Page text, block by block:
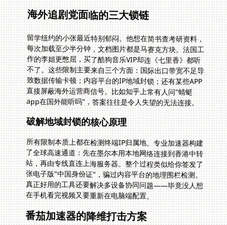
海外追剧党面临的三大锁链
留学纽约的小张最近特别郁闷。他想在简书查考研资料，
每次加载至少半分钟，文档图片都是马赛克方块。法国工
作的李姐更憋屈，买了酷狗音乐VIP却连《七里香》都听
不了。这些限制主要来自三个方面：国际出口带宽不足导
致数据传输卡顿；内容平台的IP地域封锁；还有某些APP
直接屏蔽海外运营商信号。比如知乎上常有人问"蜻蜓
app在国外能听吗"，答案往往是令人失望的无法连接。
破解地域封锁的核心原理
所有限制本质上都在检测终端IP归属地。专业加速器构建
了全球高速通道：先在墨尔本用本地网络连接到香港中转
站，再由专线直连上海服务器。整个过程类似给你签发了
张电子版"中国身份证"，骗过内容平台的地理围栏检测。
真正好用的工具还要解决多设备协同问题——毕竟没人想
在手机看完视频又要重新在电脑端配置。
番茄加速器的降维打击方案